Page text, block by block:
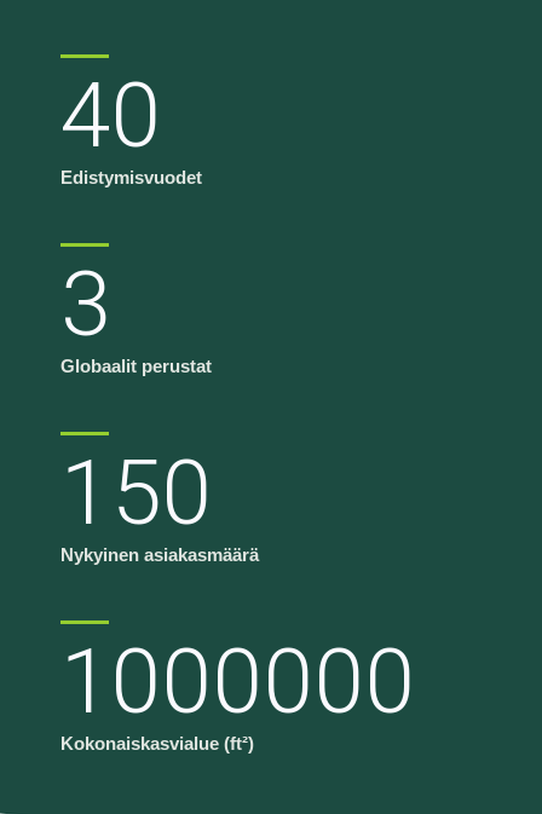
40
Edistymisvuodet
3
Globaalit perustat
150
Nykyinen asiakasmäärä
1000000
Kokonaiskasvialue (ft²)